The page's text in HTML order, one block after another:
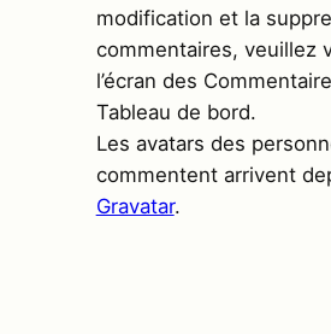
modification et la
commentaires, veuillez
l’écran des
Tableau de bord.
Les avatars des
commentent arrivent
Gravatar.